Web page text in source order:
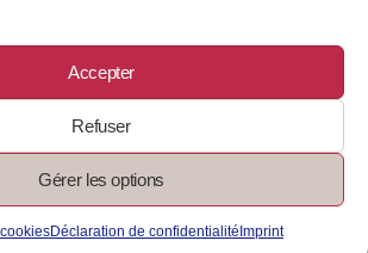
Accepter
Refuser
Gérer les options
Déclaration de confidentialité Imprint